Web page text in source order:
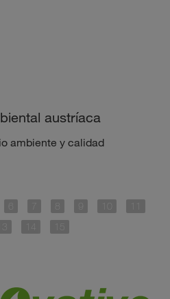
austríaca
ambiente y calidad